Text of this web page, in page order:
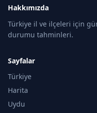
Hakkımızda
Türkiye il ve ilçeleri için
durumu tahminleri.
Sayfalar
Türkiye
Harita
Uydu